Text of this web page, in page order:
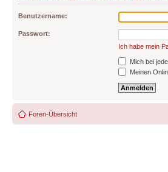
Benutzername:
Passwort:
Ich habe mein
Mich bei
Meinen
Foren-Übersicht